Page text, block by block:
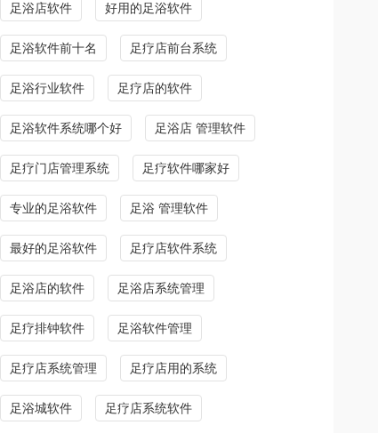
足浴店软件 好用的足浴软件
足浴软件前十名 足疗店前台系统
足浴行业软件 足疗店的软件
足浴软件系统哪个好 足浴店 管理软件
足疗门店管理系统 足疗软件哪家好
专业的足浴软件 足浴 管理软件
最好的足浴软件 足疗店软件系统
足浴店的软件 足浴店系统管理
足疗排钟软件 足浴软件管理
足疗店系统管理 足疗店用的系统
足浴城软件 足疗店系统软件